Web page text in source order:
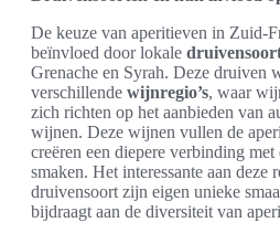
De keuze van aperitieven in Zuid-
beïnvloed door lokale
Grenache en Syrah. Deze druiven
verschillende wijnregio’s, waar
zich richten op het aanbieden van
wijnen. Deze wijnen vullen de
creëren een diepere verbinding
smaken. Het interessante aan deze
druivensoort zijn eigen unieke
bijdraagt aan de diversiteit van